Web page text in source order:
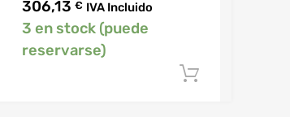
Añadir al carrito
306,13 € IVA Incluido
3 en stock (puede
reservarse)